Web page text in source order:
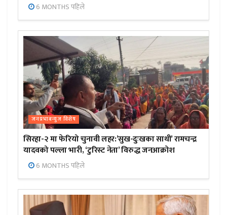
6 MONTHS पहिले
जनप्रभाबन्युज विशेष
सिरहा-२ मा फेरियो चुनावी लहर:’सुख-दुःखका साथी’ रामचन्द्र
यादवको पल्ला भारी, ‘टुरिस्ट नेता’ विरुद्ध जनआक्रोश
6 MONTHS पहिले